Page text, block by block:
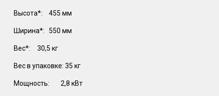
Высота*: 455 мм
Ширина*: 550 мм
Вес*: 30,5 кг
Вес в упаковке: 35 кг
Мощность: 2,8 кВт